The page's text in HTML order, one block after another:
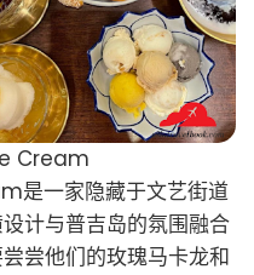
Cream
是一家隐藏于文艺街道
计与普吉岛的氛围融合
尝他们的玫瑰马卡龙和